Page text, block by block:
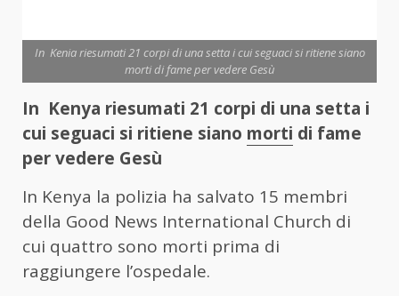
In Kenia riesumati 21 corpi di una setta i cui seguaci si ritiene siano
morti di fame per vedere Gesù
In Kenya riesumati 21 corpi di una setta i
cui seguaci si ritiene siano morti di fame
per vedere Gesù
In Kenya la polizia ha salvato 15 membri
della Good News International Church di
cui quattro sono morti prima di
raggiungere l’ospedale.